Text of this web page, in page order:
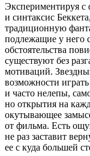
Экспериментируя с
и синтаксис
традиционную
подлежащие у него
обстоятельства
существуют без
мотиваций.
возможности
и часто нелепы,
но открытия на
окутывающее
от фильма. Есть
не раз заставит
ее с куда большей